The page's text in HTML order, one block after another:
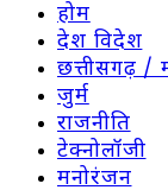
होम
देश विदेश
छत्तीसगढ़ /
जुर्म
राजनीति
टेक्नोलॉजी
मनोरंजन